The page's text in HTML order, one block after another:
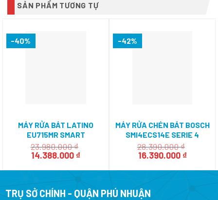
SẢN PHẨM TƯƠNG TỰ
-40%
MÁY RỬA BÁT LATINO
EU715MR SMART
23.980.000₫
Giá
là:
14.388.000 ₫Giá
tại
14.388.000 ₫.
-42%
MÁY RỬA CHÉN BÁT BOSCH
SMI4ECS14E SERIE 4
28.390.000₫
Giá
là:
16.390.000 ₫Giá
tại
TRỤ SỞ CHÍNH - QUẬN PHÚ NHUẬN